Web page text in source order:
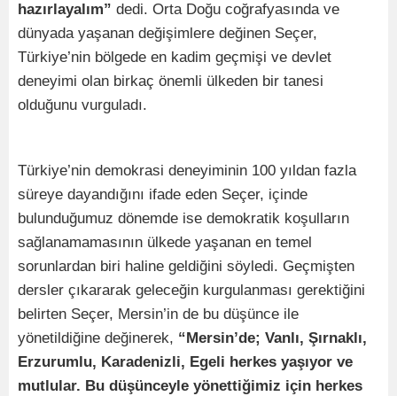
hazırlayalım” dedi. Orta Doğu coğrafyasında ve
dünyada yaşanan değişimlere değinen Seçer,
Türkiye’nin bölgede en kadim geçmişi ve devlet
deneyimi olan birkaç önemli ülkeden bir tanesi
olduğunu vurguladı.
Türkiye’nin demokrasi deneyiminin 100 yıldan fazla
süreye dayandığını ifade eden Seçer, içinde
bulunduğumuz dönemde ise demokratik koşulların
sağlanamamasının ülkede yaşanan en temel
sorunlardan biri haline geldiğini söyledi. Geçmişten
dersler çıkararak geleceğin kurgulanması gerektiğini
belirten Seçer, Mersin’in de bu düşünce ile
yönetildiğine değinerek, “Mersin’de; Vanlı, Şırnaklı,
Erzurumlu, Karadenizli, Egeli herkes yaşıyor ve
mutlular. Bu düşünceyle yönettiğimiz için herkes